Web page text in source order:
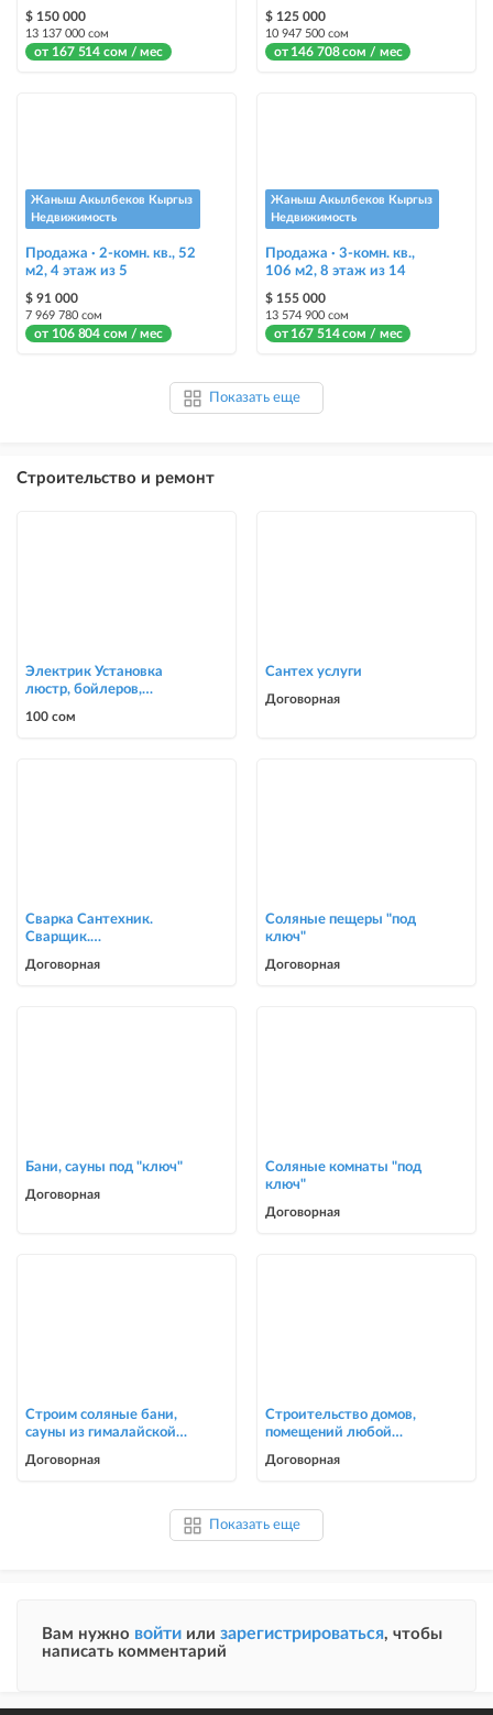
$ 150 000
13 137 000 сом
от 167 514 сом / мес
$ 125 000
10 947 500 сом
от 146 708 сом / мес
Жаныш Акылбеков Кыргыз
Недвижимость
Продажа · 2-комн. кв., 52
м2, 4 этаж из 5
$ 91 000
7 969 780 сом
от 106 804 сом / мес
Жаныш Акылбеков Кыргыз
Недвижимость
Продажа · 3-комн. кв.,
106 м2, 8 этаж из 14
$ 155 000
13 574 900 сом
от 167 514 сом / мес
Показать еще
Строительство и ремонт
Электрик Установка
люстр, бойлеров,
0700303090
100 сом
Сантех услуги
Договорная
Сварка Сантехник.
Сварщик.
сварочные работы в Биш
Договорная
Соляные пещеры "под
ключ"
Договорная
Бани, сауны под "ключ"
Договорная
Соляные комнаты "под
ключ"
Договорная
Строим соляные бани,
сауны из гималайской
Договорная
Строительство домов,
помещений любой
Договорная
Показать еще
Вам нужно войти или зарегистрироваться, чтобы
написать комментарий